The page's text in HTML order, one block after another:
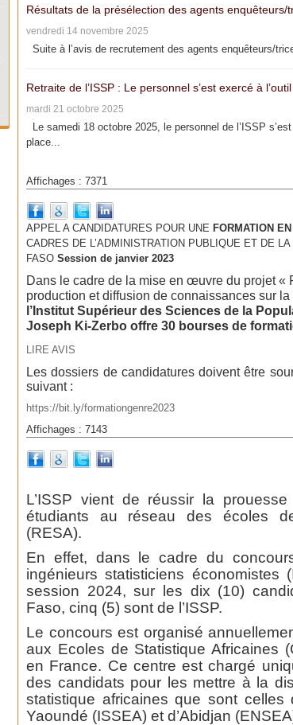
Résultats de la présélection des agents enquêteurs/
vendredi 14 novembre 2025
Suite à l’avis de recrutement des agents enquêteurs/
Retraite de l’ISSP : Le personnel s’est exercé à
mardi 21 octobre 2025
Le samedi 18 octobre 2025, le personnel de l’ISSP
place...
Affichages : 7371
APPEL A CANDIDATURES POUR UNE FORMATION
CADRES DE L’ADMINISTRATION PUBLIQUE ET DE
FASO Session de janvier 2023
Dans le cadre de la mise en œuvre du projet «
production et diffusion de connaissances sur
l’Institut Supérieur des Sciences de la
Joseph Ki-Zerbo offre 30 bourses de
LIRE AVIS
Les dossiers de candidatures doivent être
suivant :
https://bit.ly/formationgenre2023
Affichages : 7143
L’ISSP vient de réussir la
étudiants au réseau des écoles
(RESA).
En effet, dans le cadre du
ingénieurs statisticiens économistes
session 2024, sur les dix (10)
Faso, cinq (5) sont de l’ISSP.
Le concours est organisé
aux Ecoles de Statistique Africaines
en France. Ce centre est chargé
des candidats pour les mettre à la
statistique africaines que sont celles
Yaoundé (ISSEA) et d’Abidjan